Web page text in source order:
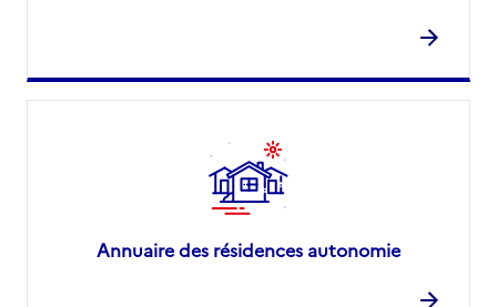
Annuaire des résidences autonomie